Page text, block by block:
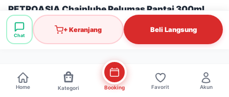
PETROASIA Chainlube Pelumas Rantai 300ml
Stok: 81 pcs
Rp21.000
Chat
+ Keranjang Beli Langsung
Home Kategori Booking Favorit Akun